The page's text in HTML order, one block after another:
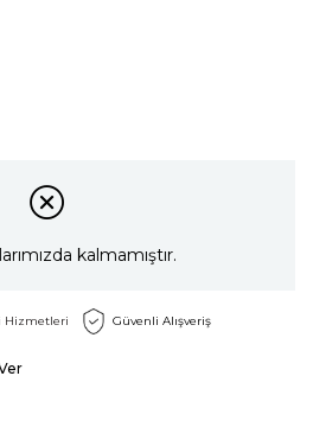
kalmamıştır.
Hizmetleri Güvenli Alışveriş